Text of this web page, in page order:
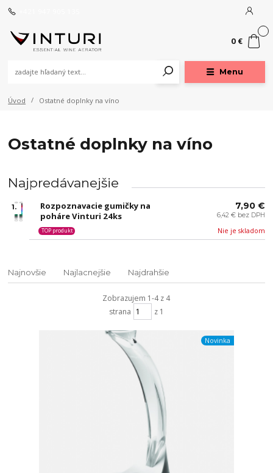
Menu
0 €
Úvod Ostatné doplnky na víno
Ostatné doplnky na víno
Najpredávanejšie
1.
Rozpoznavacie gumičky na
poháre Vinturi 24ks
Nie je skladom
TOP produkt
7,90 €
6,42 € bez DPH
Najnovšie Najlacnejšie Najdrahšie
Zobrazujem 1-4 z 4
strana
z 1
Novinka